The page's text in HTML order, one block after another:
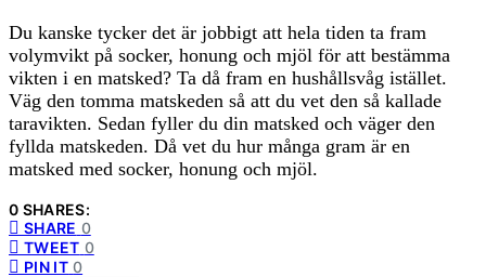
Du kanske tycker det är jobbigt att hela tiden ta fram
volymvikt på socker, honung och mjöl för att bestämma
vikten i en matsked? Ta då fram en hushållsvåg istället.
Väg den tomma matskeden så att du vet den så kallade
taravikten. Sedan fyller du din matsked och väger den
fyllda matskeden. Då vet du hur många gram är en
matsked med socker, honung och mjöl.
0 SHARES:
SHARE 0
TWEET 0
PIN IT 0